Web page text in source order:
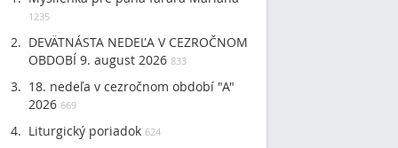
1235
DEVÄTNÁSTA NEDEĽA V CEZROČNOM
OBDOBÍ 9. august 2026 833
18. nedeľa v cezročnom období "A"
2026 669
Liturgický poriadok 624